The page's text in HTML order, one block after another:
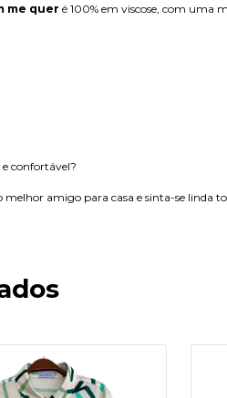
me quer é 100% em viscose, com uma
e confortável?
amigo para casa e sinta-se linda